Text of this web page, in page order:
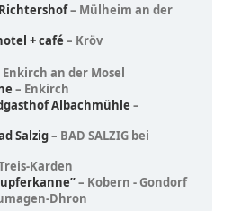
– Mülheim an der
+ café – Kröv
Enkirch an der Mosel
– Enkirch
Albachmühle –
Salzig– BAD SALZIG bei
Karden
– Kobern - Gondorf
Dhron